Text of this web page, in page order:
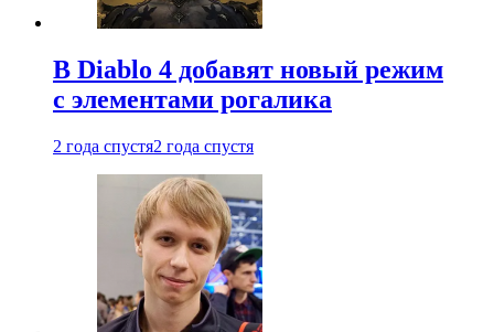
В Diablo 4 добавят новый режим
с элементами рогалика
2 года спустя2 года спустя